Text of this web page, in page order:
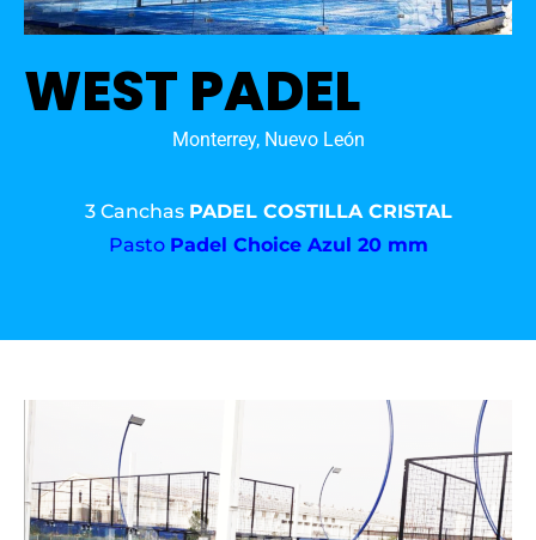
WEST PADEL
Monterrey, Nuevo León
3 Canchas PADEL COSTILLA CRISTAL
Pasto Padel Choice Azul 20 mm